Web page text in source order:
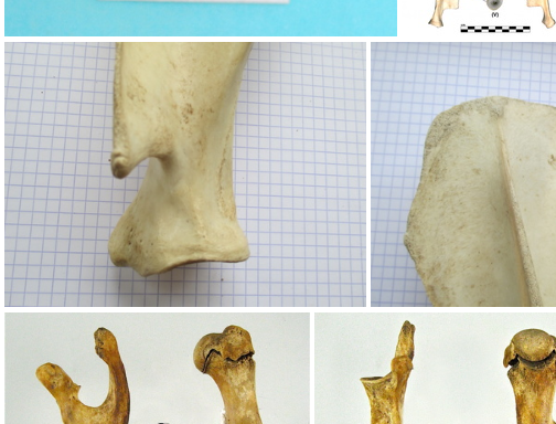
Scapula : vue ventrale Scapula droite
Scapula G lat2